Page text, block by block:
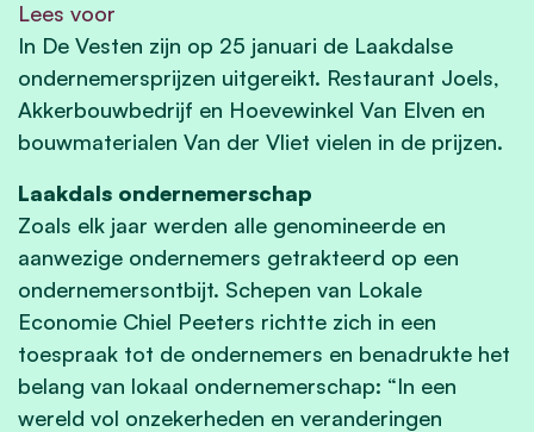
Lees voor
In De Vesten zijn op 25 januari de Laakdalse
ondernemersprijzen uitgereikt. Restaurant Joels,
Akkerbouwbedrijf en Hoevewinkel Van Elven en
bouwmaterialen Van der Vliet vielen in de prijzen.
Laakdals ondernemerschap
Zoals elk jaar werden alle genomineerde en
aanwezige ondernemers getrakteerd op een
ondernemersontbijt. Schepen van Lokale
Economie Chiel Peeters richtte zich in een
toespraak tot de ondernemers en benadrukte het
belang van lokaal ondernemerschap: “In een
wereld vol onzekerheden en veranderingen